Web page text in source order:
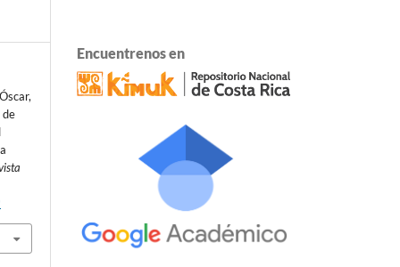
de
Encuentrenos en